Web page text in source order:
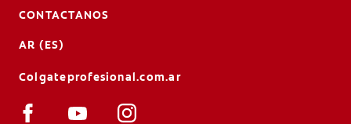
CONTACTANOS
AR (ES)
Colgateprofesional.com.ar